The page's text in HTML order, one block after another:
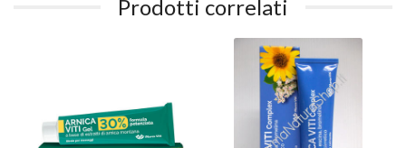
Prodotti correlati